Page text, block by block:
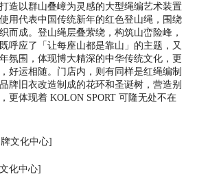
造以群山叠嶂为灵感的大型绳编艺术装置
用代表中国传统新年的红色登山绳，围绕
而成。登山绳层叠萦绕，构筑山峦险峰，
呼应了「让每座山都是靠山」的主题，又
氛围，体现博大精深的中华传统文化，更
好运相随。门店内，则有同样是红绳编制
牌旧衣改造制成的花环和圣诞树，营造别
更体现着 KOLON SPORT 可隆无处不在
化中心]